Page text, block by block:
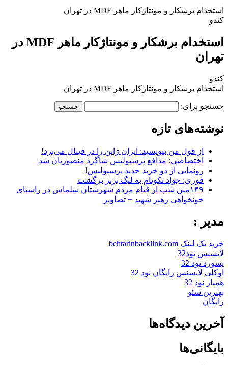
استخدام برشکار و مونتاژکار ماهر MDF در تهران
کندو
استخدام برشکار و مونتاژکار ماهر MDF در
تهران
کندو
استخدام برشکار و مونتاژکار ماهر MDF در تهران
جستجو برای:
نوشته‌های تازه
از قول من بنویسید: ایران ژاپن را در فینال می‌برد!
اختصاصی: مدافع پرسپولیس شاگرد منصوریان شد
رونمایی از دو خرید جدید پرسپولیس!
فوری: جواد نکونام به لیگ برتر برگشت
۱۴۹مین شب از قیام مردم شهرستان سلماس در راستای
خونخواهی رهبر شهید + تصاویر
مدیر :
خرید بک لینک behtarinbacklink.com
لایسنس نود32
پسورد نود 32
اوکلی لایسنس رایگان نود 32
همیار نود 32
بهترین سئو
رایگان
آخرین دیدگاه‌ها
بایگانی‌ها